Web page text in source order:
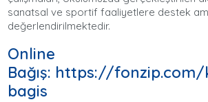
sanatsal ve sportif faaliyetlere destek
değerlendirilmektedir.
Online
Bağış: https://
bagis